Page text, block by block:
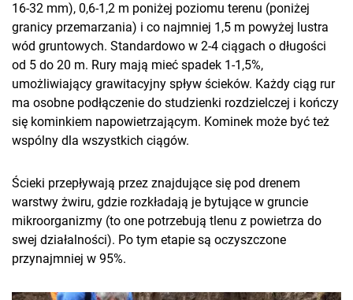
16-32 mm), 0,6-1,2 m poniżej poziomu terenu (poniżej
granicy przemarzania) i co najmniej 1,5 m powyżej lustra
wód gruntowych. Standardowo w 2-4 ciągach o długości
od 5 do 20 m. Rury mają mieć spadek 1-1,5%,
umożliwiający grawitacyjny spływ ścieków. Każdy ciąg rur
ma osobne podłączenie do studzienki rozdzielczej i kończy
się kominkiem napowietrzającym. Kominek może być też
wspólny dla wszystkich ciągów.
Ścieki przepływają przez znajdujące się pod drenem
warstwy żwiru, gdzie rozkładają je bytujące w gruncie
mikroorganizmy (to one potrzebują tlenu z powietrza do
swej działalności). Po tym etapie są oczyszczone
przynajmniej w 95%.